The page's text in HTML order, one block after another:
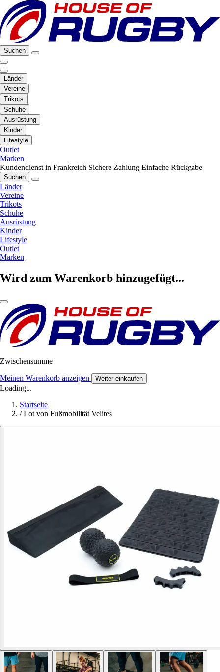
Suchen
Länder
Vereine
Trikots
Schuhe
Ausrüstung
Kinder
Lifestyle
Outlet
Marken
Kundendienst in Frankreich Sichere Zahlung Einfache Rückgabe
Suchen
Länder
Vereine
Trikots
Schuhe
Ausrüstung
Kinder
Lifestyle
Outlet
Marken
Wird zum Warenkorb hinzugefügt...
Zwischensumme
Meinen Warenkorb anzeigen Weiter einkaufen
Loading...
Startseite
/ Lot von Fußmobilität Velites